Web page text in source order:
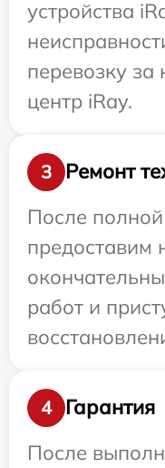
устройства
перевозку за
центр iRay.
3
Ремонт
После
предоставим
работ и
4
Гарантия
После